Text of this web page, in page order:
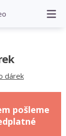
dárek
pošleme